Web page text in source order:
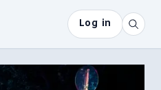
Log in